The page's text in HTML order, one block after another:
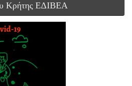
Κρήτης ΕΔΙΒΕΑ